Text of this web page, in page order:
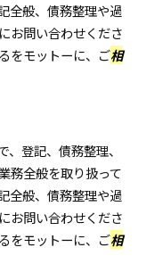
全般、債務整理や過
お問い合わせくださ
をモットーに、ご相
登記、債務整理、
務全般を取り扱って
全般、債務整理や過
お問い合わせくださ
をモットーに、ご相